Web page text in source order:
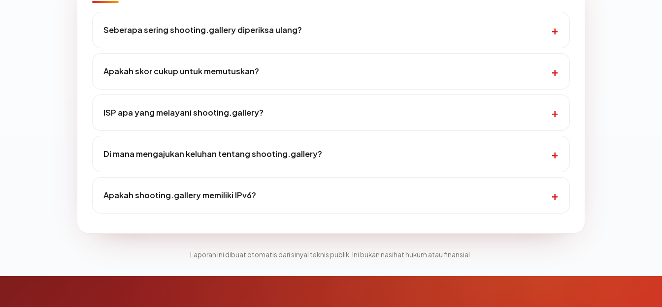
Seberapa sering shooting.gallery diperiksa ulang?
Apakah skor cukup untuk memutuskan?
ISP apa yang melayani shooting.gallery?
Di mana mengajukan keluhan tentang shooting.gallery?
Apakah shooting.gallery memiliki IPv6?
Laporan ini dibuat otomatis dari sinyal teknis publik. Ini bukan nasihat hukum atau finansial.